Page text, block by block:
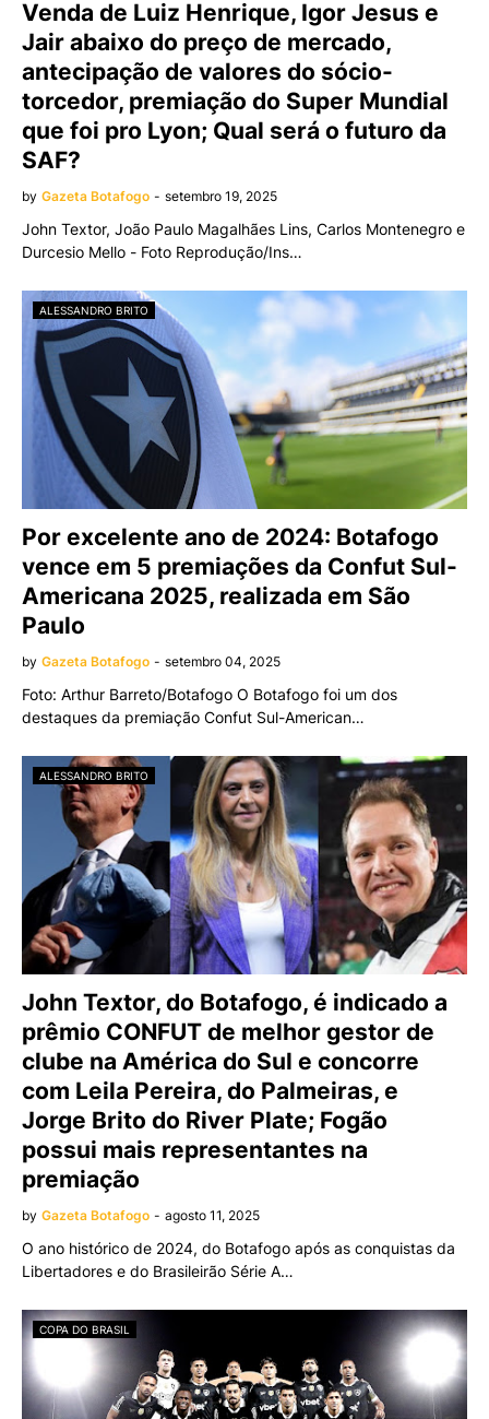
Venda de Luiz Henrique, Igor Jesus e
Jair abaixo do preço de mercado,
antecipação de valores do sócio-
torcedor, premiação do Super Mundial
que foi pro Lyon; Qual será o futuro da
SAF?
by Gazeta Botafogo - setembro 19, 2025
John Textor, João Paulo Magalhães Lins, Carlos Montenegro e
Durcesio Mello - Foto Reprodução/Ins…
ALESSANDRO BRITO
Por excelente ano de 2024: Botafogo
vence em 5 premiações da Confut Sul-
Americana 2025, realizada em São
Paulo
by Gazeta Botafogo - setembro 04, 2025
Foto: Arthur Barreto/Botafogo O Botafogo foi um dos
destaques da premiação Confut Sul-American…
ALESSANDRO BRITO
John Textor, do Botafogo, é indicado a
prêmio CONFUT de melhor gestor de
clube na América do Sul e concorre
com Leila Pereira, do Palmeiras, e
Jorge Brito do River Plate; Fogão
possui mais representantes na
premiação
by Gazeta Botafogo - agosto 11, 2025
O ano histórico de 2024, do Botafogo após as conquistas da
Libertadores e do Brasileirão Série A…
COPA DO BRASIL